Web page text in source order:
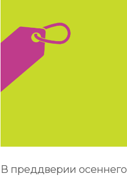
В преддверии